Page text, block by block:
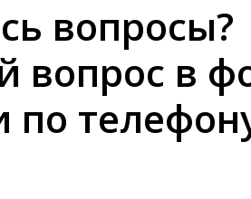
вопросы?
вопрос в